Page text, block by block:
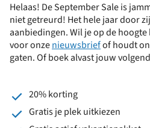
Helaas! De September Sale is
niet getreurd! Het hele jaar door
aanbiedingen. Wil je op de hoogte
voor onzenieuwsbriefof houdt
gaten. Of boek alvast jouw
20% korting
Gratis je plek uitkiezen